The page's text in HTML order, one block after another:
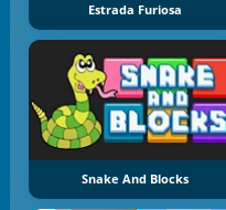
Estrada Furiosa
Snake And Blocks